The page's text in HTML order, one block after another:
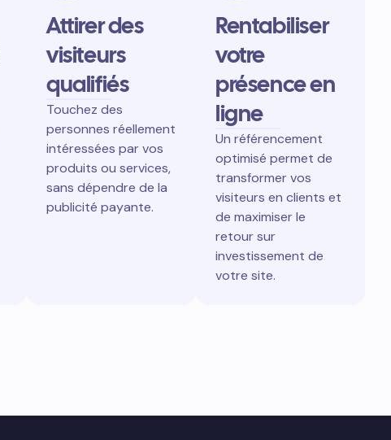
Attirer des
visiteurs
qualifiés
Touchez des
personnes réellement
intéressées par vos
produits ou services,
sans dépendre de la
publicité payante.
Rentabiliser
votre
présence en
ligne
Un référencement
optimisé permet de
transformer vos
visiteurs en clients et
de maximiser le
retour sur
investissement de
votre site.